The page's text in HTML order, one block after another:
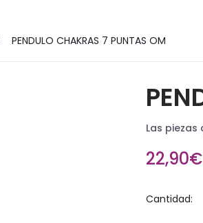
PENDULO CHAKRAS 7 PUNTAS OM
Las
22,90€
Cantidad: